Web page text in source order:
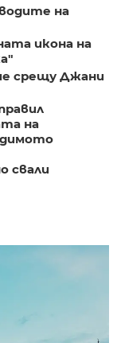
на
икона на
срещу Джани
на
свали